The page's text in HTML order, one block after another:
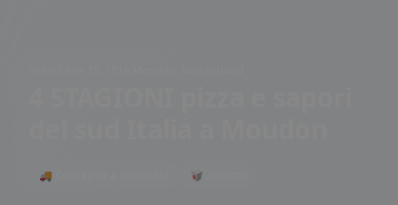
🚚 Consegna a domicilio 🥡 Asporto